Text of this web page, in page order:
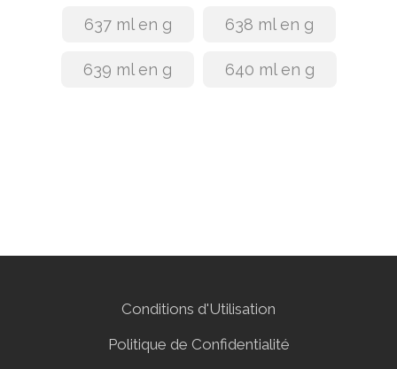
637 ml en g 638 ml en g
639 ml en g 640 ml en g
Conditions d'Utilisation
Politique de Confidentialité